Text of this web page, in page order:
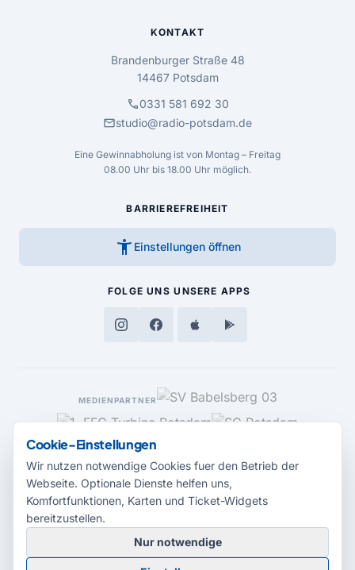
KONTAKT
Brandenburger Straße 48
14467 Potsdam
call0331 581 692 30
mailstudio@radio-potsdam.de
Eine Gewinnabholung ist von Montag – Freitag
08.00 Uhr bis 18.00 Uhr möglich.
BARRIEREFREIHEIT
accessibility_new Einstellungen öffnen
FOLGE UNS UNSERE APPS
MEDIENPARTNER
© 2026 Radio Potsdam. Webseite entwickelt durch dieMedienagentur
Cookie-Einstellungen
Wir nutzen notwendige Cookies fuer den Betrieb der
Webseite. Optionale Dienste helfen uns,
Komfortfunktionen, Karten und Ticket-Widgets
bereitzustellen.
Nur notwendige